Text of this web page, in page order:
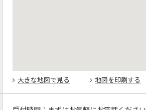
大きな地図で見る 地図を印刷する